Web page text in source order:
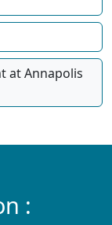
at Annapolis
: